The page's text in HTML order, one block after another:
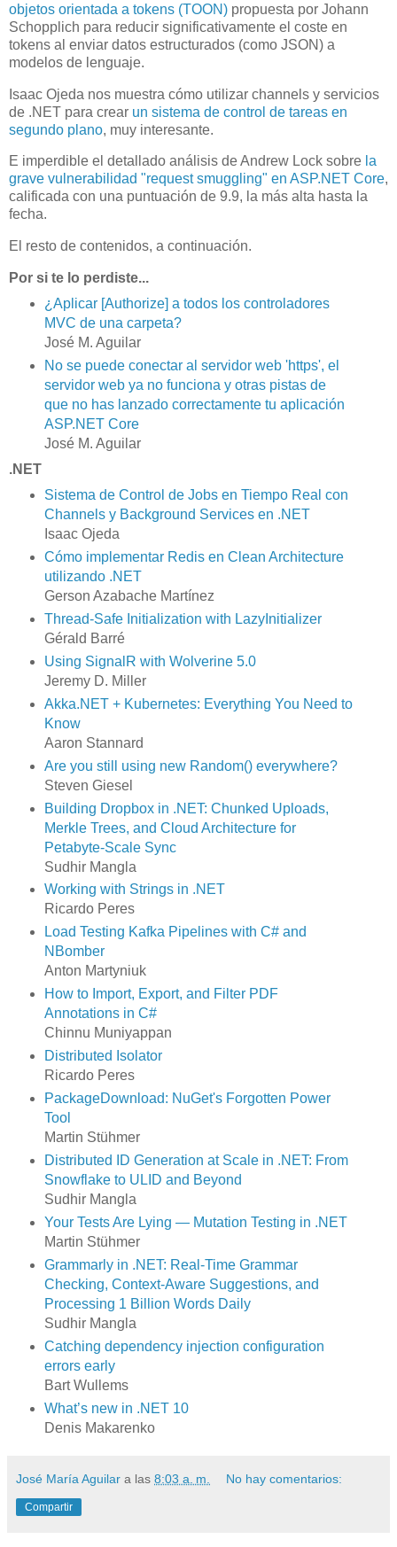
objetos orientada a tokens (TOON) propuesta por Johann
Schopplich para reducir significativamente el coste en
tokens al enviar datos estructurados (como JSON) a
modelos de lenguaje.
Isaac Ojeda nos muestra cómo utilizar channels y servicios
de .NET para crear un sistema de control de tareas en
segundo plano, muy interesante.
E imperdible el detallado análisis de Andrew Lock sobre la
grave vulnerabilidad "request smuggling" en ASP.NET Core,
calificada con una puntuación de 9.9, la más alta hasta la
fecha.
El resto de contenidos, a continuación.
Por si te lo perdiste...
¿Aplicar [Authorize] a todos los controladores
MVC de una carpeta?
José M. Aguilar
No se puede conectar al servidor web 'https', el
servidor web ya no funciona y otras pistas de
que no has lanzado correctamente tu aplicación
ASP.NET Core
José M. Aguilar
.NET
Sistema de Control de Jobs en Tiempo Real con
Channels y Background Services en .NET
Isaac Ojeda
Cómo implementar Redis en Clean Architecture
utilizando .NET
Gerson Azabache Martínez
Thread-Safe Initialization with LazyInitializer
Gérald Barré
Using SignalR with Wolverine 5.0
Jeremy D. Miller
Akka.NET + Kubernetes: Everything You Need to
Know
Aaron Stannard
Are you still using new Random() everywhere?
Steven Giesel
Building Dropbox in .NET: Chunked Uploads,
Merkle Trees, and Cloud Architecture for
Petabyte-Scale Sync
Sudhir Mangla
Working with Strings in .NET
Ricardo Peres
Load Testing Kafka Pipelines with C# and
NBomber
Anton Martyniuk
How to Import, Export, and Filter PDF
Annotations in C#
Chinnu Muniyappan
Distributed Isolator
Ricardo Peres
PackageDownload: NuGet's Forgotten Power
Tool
Martin Stühmer
Distributed ID Generation at Scale in .NET: From
Snowflake to ULID and Beyond
Sudhir Mangla
Your Tests Are Lying — Mutation Testing in .NET
Martin Stühmer
Grammarly in .NET: Real-Time Grammar
Checking, Context-Aware Suggestions, and
Processing 1 Billion Words Daily
Sudhir Mangla
Catching dependency injection configuration
errors early
Bart Wullems
What’s new in .NET 10
Denis Makarenko
José María Aguilar a las 8:03 a. m. No hay comentarios:
Compartir